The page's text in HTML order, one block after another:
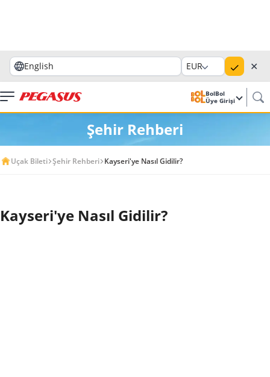
English EUR ✕
BolBol
Üye Girişi
Şehir Rehberi
Uçak Bileti Şehir Rehberi Kayseri'ye Nasıl Gidilir?
Kayseri'ye Nasıl Gidilir?